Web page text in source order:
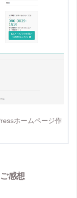
ホームページ作
感想